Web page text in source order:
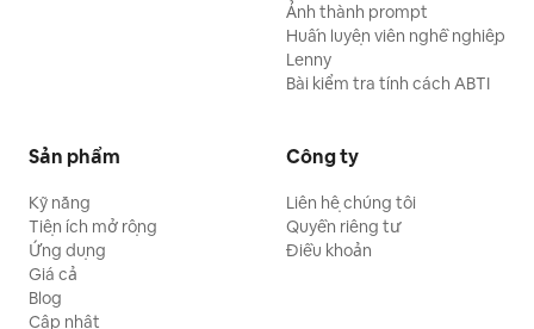
Ảnh thành prompt
Huấn luyện viên nghề nghiệp
Lenny
Bài kiểm tra tính cách ABTI
Sản phẩm
Kỹ năng
Tiện ích mở rộng
Ứng dụng
Giá cả
Blog
Cập nhật
Công ty
Liên hệ chúng tôi
Quyền riêng tư
Điều khoản